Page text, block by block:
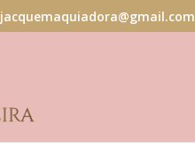
jacquemaquiadora@gmail.com